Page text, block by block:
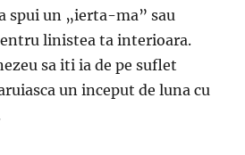
spui un „ierta-ma” sau
linistea ta interioara.
sa iti ia de pe suflet
un inceput de luna cu